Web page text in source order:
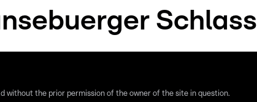
Schlass
without the prior permission of the owner of the site in question.